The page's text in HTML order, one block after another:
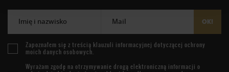
Imię i nazwisko Mail OK!
Zapoznałem się z treścią klauzuli informacyjnej dotyczącej ochrony
moich danych osobowych.
Wyrażam zgodę na otrzymywanie drogą elektroniczną informacji o